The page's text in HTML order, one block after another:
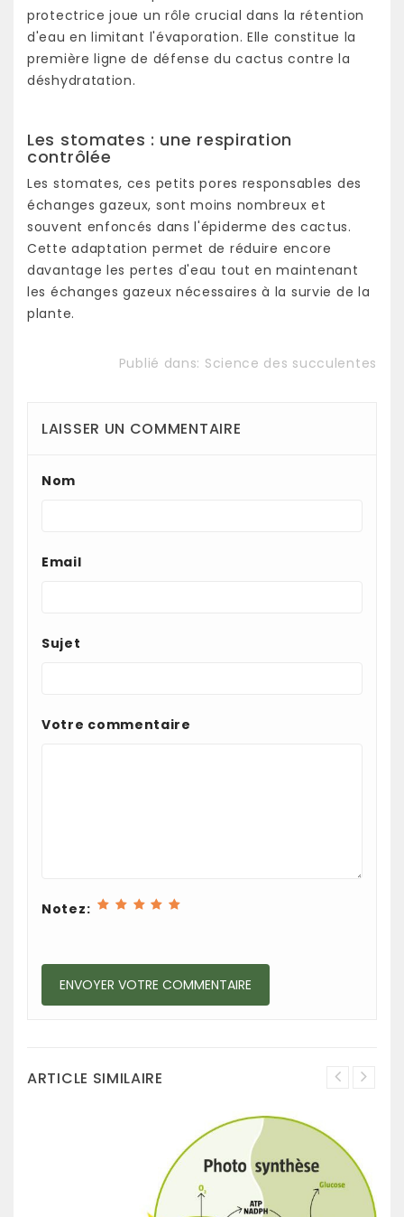
protectrice joue un rôle crucial dans la rétention
d'eau en limitant l'évaporation. Elle constitue la
première ligne de défense du cactus contre la
déshydratation.
Les stomates : une respiration
contrôlée
Les stomates, ces petits pores responsables des
échanges gazeux, sont moins nombreux et
souvent enfoncés dans l'épiderme des cactus.
Cette adaptation permet de réduire encore
davantage les pertes d'eau tout en maintenant
les échanges gazeux nécessaires à la survie de la
plante.
Publié dans: Science des succulentes
LAISSER UN COMMENTAIRE
Nom
Email
Sujet
Votre commentaire
Notez:
ARTICLE SIMILAIRE